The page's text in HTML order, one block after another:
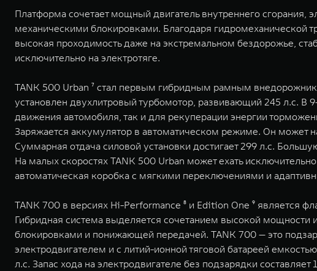
Платформа сочетает мощный двигатель внутреннего сгорания,
механическими блокировками. Благодаря гидромеханической
высокая проходимость даже на экстремальном бездорожье,
исключительно на электротяге.
TANK 500 Urban ⁷ стал первым гибридным рамным
установлен двухлитровый турбомотор, развивающий 245 л.с. В
движения автомобиля, так и для рекуперации энергии
Заряжается аккумулятор в автоматическом режиме. Он может
Суммарная отдача силовой установки достигает 299 л.с.
На малых скоростях TANK 500 Urban может ехать
автоматическая коробка с мягкими переключениями и
TANK 700 в версиях Hi-Performance ⁸ и Edition One ⁹ является
Гибридная система выделяется сочетанием высокой
блокировками и понижающей передачей. TANK 700 — это
электродвигателем и с литий-ионной тяговой батареей
л.с. Запас хода на электродвигателе без подзарядки